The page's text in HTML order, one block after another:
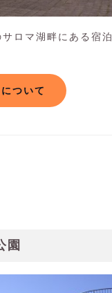
ロマ湖畔にある宿泊
ついて
園